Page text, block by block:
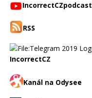
IncorrectCZpodcast
RSS
IncorrectCZ
Kanál na Odysee